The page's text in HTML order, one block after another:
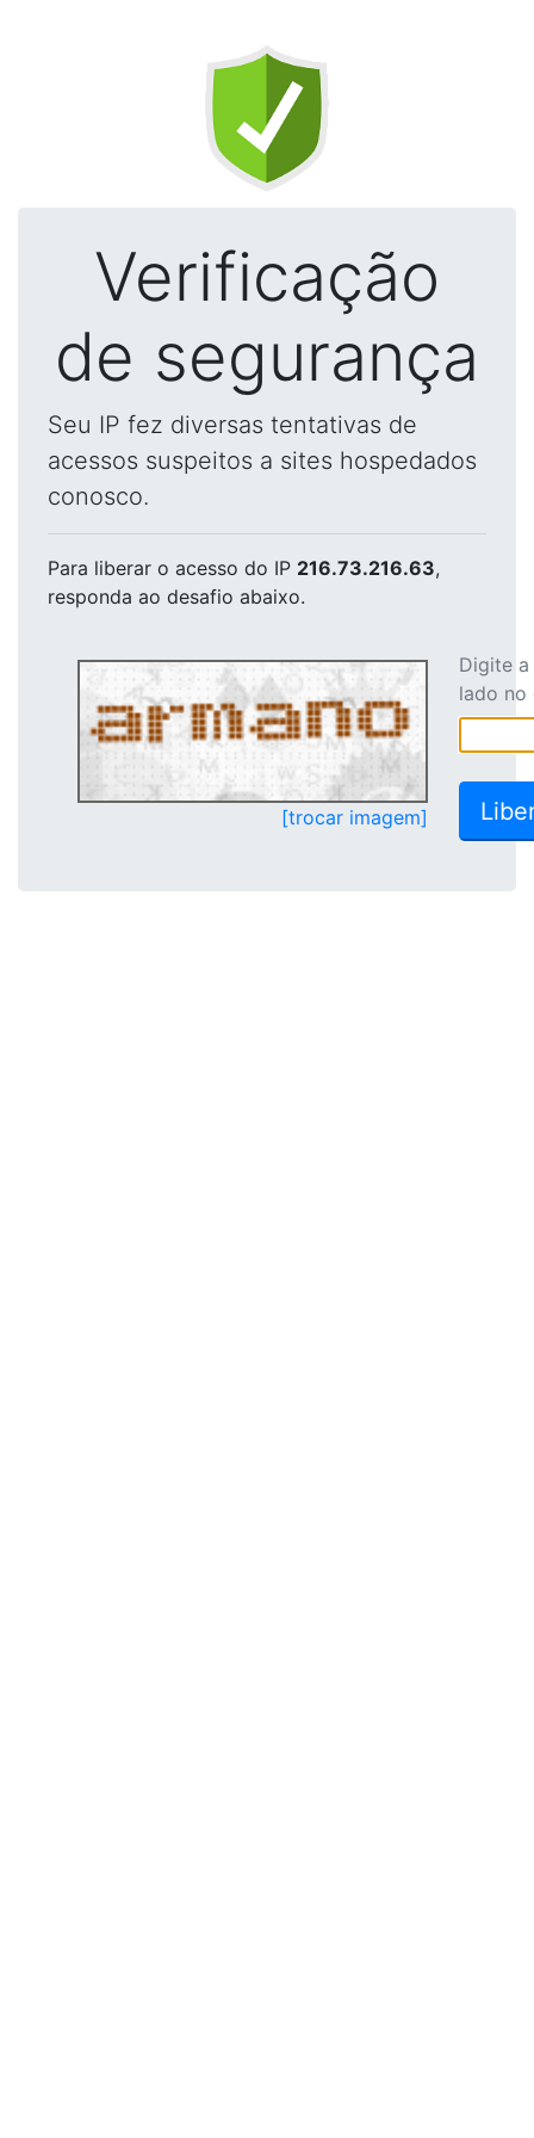
Verificação
de segurança
Seu IP fez diversas tentativas de
acessos suspeitos a sites hospedados
conosco.
Para liberar o acesso do IP 216.73.216.63,
responda ao desafio abaixo.
[trocar imagem]
Digite
lado no